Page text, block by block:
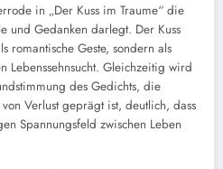
in „Der Kuss im Traume“ die
und Gedanken darlegt. Der Kuss
romantische Geste, sondern als
Lebenssehnsucht. Gleichzeitig wird
des Gedichts, die
Verlust geprägt ist, deutlich, dass
Spannungsfeld zwischen Leben